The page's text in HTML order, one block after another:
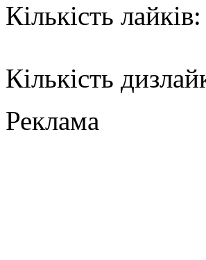
Кількість
Кількість
Реклама